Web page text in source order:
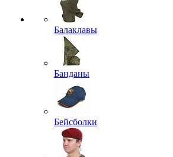
Балаклавы
Банданы
Бейсболки